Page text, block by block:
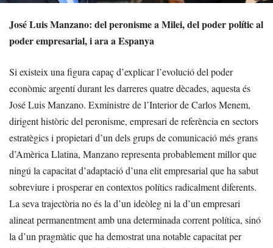
José Luis Manzano: del peronisme a Milei, del poder polític al
poder empresarial, i ara a Espanya
Si existeix una figura capaç d’explicar l’evolució del poder
econòmic argentí durant les darreres quatre dècades, aquesta és
José Luis Manzano. Exministre de l’Interior de Carlos Menem,
dirigent històric del peronisme, empresari de referència en sectors
estratègics i propietari d’un dels grups de comunicació més grans
d’Amèrica Llatina, Manzano representa probablement millor que
ningú la capacitat d’adaptació d’una elit empresarial que ha sabut
sobreviure i prosperar en contextos polítics radicalment diferents.
La seva trajectòria no és la d’un ideòleg ni la d’un empresari
alineat permanentment amb una determinada corrent política, sinó
la d’un pragmàtic que ha demostrat una notable capacitat per